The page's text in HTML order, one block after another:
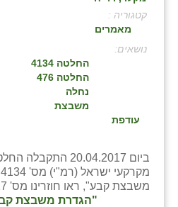
קטגוריה :
מאמרים
:
החלטה 4134
החלטה 476
נחלה
משבצת
עודפת
ביום 20.04.2017
משבצת קבע", ראו חוזרינו מס' 43/2017
"הגדרת משבצת
בני ציון
בצרה
גן השומרון
גני עם